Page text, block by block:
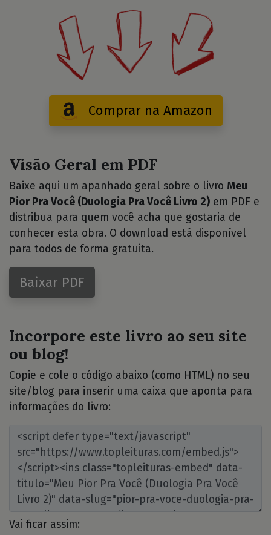
Comprar na Amazon
Visão Geral em PDF
Baixe aqui um apanhado geral sobre o livro Meu
Pior Pra Você (Duologia Pra Você Livro 2) em PDF e
distribua para quem você acha que gostaria de
conhecer esta obra. O download está disponível
para todos de forma gratuita.
Baixar PDF
Incorpore este livro ao seu site
ou blog!
Copie e cole o código abaixo (como HTML) no seu
site/blog para inserir uma caixa que aponta para
informações do livro:
Vai ficar assim: